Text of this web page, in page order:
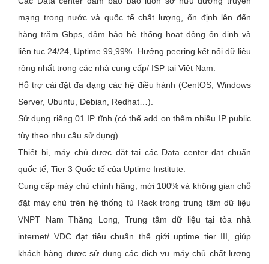
mạng trong nước và quốc tế chất lượng, ổn định lên đến
hàng trăm Gbps, đảm bảo hệ thống hoạt động ổn định và
liên tục 24/24, Uptime 99,99%. Hướng peering kết nối dữ liệu
rộng nhất trong các nhà cung cấp/ ISP tại Việt Nam.
Hỗ trợ cài đặt đa dạng các hệ điều hành (CentOS, Windows
Server, Ubuntu, Debian, Redhat…).
Sử dụng riêng 01 IP tĩnh (có thể add on thêm nhiều IP public
tùy theo nhu cầu sử dụng).
Thiết bị, máy chủ được đặt tại các Data center đạt chuẩn
quốc tế, Tier 3 Quốc tế của Uptime Institute.
Cung cấp máy chủ chính hãng, mới 100% và không gian chỗ
đặt máy chủ trên hệ thống tủ Rack trong trung tâm dữ liệu
VNPT Nam Thăng Long, Trung tâm dữ liệu tại tòa nhà
internet/ VDC đạt tiêu chuẩn thế giới uptime tier III, giúp
khách hàng được sử dụng các dịch vụ máy chủ chất lượng